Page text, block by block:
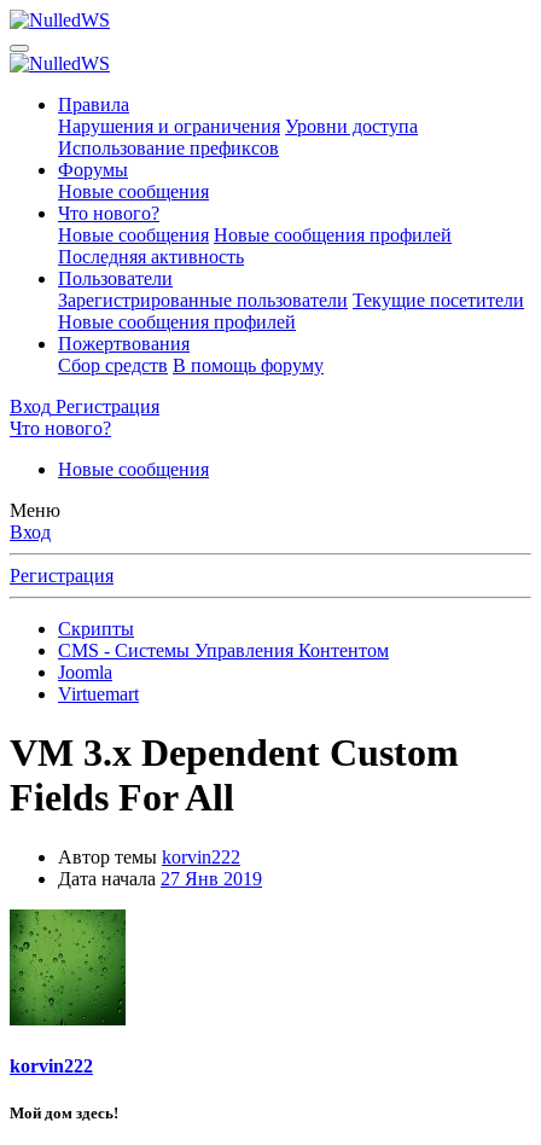
Правила
Нарушения и ограничения Уровни доступа
Использование префиксов
Форумы
Новые сообщения
Что нового?
Новые сообщения Новые сообщения профилей
Последняя активность
Пользователи
Зарегистрированные пользователи Текущие посетители
Новые сообщения профилей
Пожертвования
Сбор средств В помощь форуму
Вход Регистрация
Что нового?
Новые сообщения
Меню
Вход
Регистрация
Скрипты
CMS - Системы Управления Контентом
Joomla
Virtuemart
VM 3.x Dependent Custom
Fields For All
Автор темы korvin222
Дата начала 27 Янв 2019
korvin222
Мой дом здесь!